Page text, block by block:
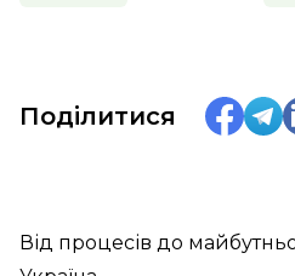
Поділитися
Від процесів до